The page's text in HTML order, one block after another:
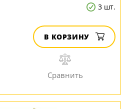
3 шт.
В КОРЗИНУ